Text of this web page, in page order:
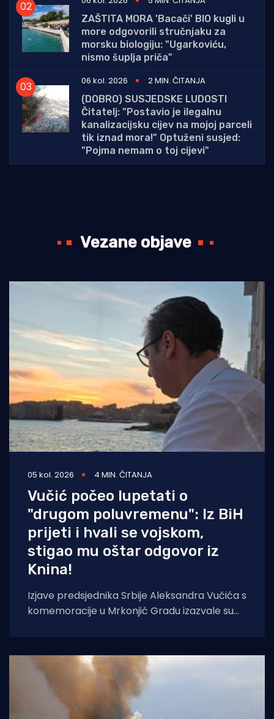
ZAŠTITA MORA 'Bacači' BIO kugli u
more odgovorili stručnjaku za
morsku biologiju: "Ugarkoviću,
nismo šuplja priča"
06 kol. 2026
2 MIN. ČITANJA
(DOBRO) SUSJEDSKE LUDOSTI
Čitatelj: "Postavio je ilegalnu
kanalizacijsku cijev na mojoj parceli
tik iznad mora!" Optuženi susjed:
"Pojma nemam o toj cijevi"
Vezane objave
05 kol. 2026 4 MIN. ČITANJA
Vučić počeo lupetati o
"drugom poluvremenu": Iz BiH
prijeti i hvali se vojskom,
stigao mu oštar odgovor iz
Knina!
Izjave predsjednika Srbije Aleksandra Vučića s
komemoracije u Mrkonjić Gradu izazvale su